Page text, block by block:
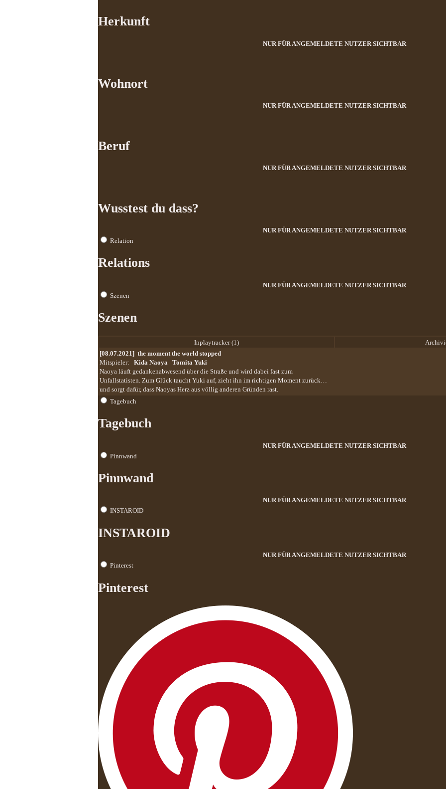
Herkunft
NUR FÜR ANGEMELDETE NUTZER SICHTBAR
Wohnort
NUR FÜR ANGEMELDETE NUTZER SICHTBAR
Beruf
NUR FÜR ANGEMELDETE NUTZER SICHTBAR
Wusstest du dass?
NUR FÜR ANGEMELDETE NUTZER SICHTBAR
Relation
Relations
NUR FÜR ANGEMELDETE NUTZER SICHTBAR
Szenen
Szenen
Inplaytracker (1)
[08.07.2021] the moment the world stopped
Mitspieler: Kida Naoya
Tomita Yuki
Naoya läuft gedankenabwesend über die Straße und wird dabei fast zum
Unfallstatisten. Zum Glück taucht Yuki auf, zieht ihn im richtigen Moment zurück…
und sorgt dafür, dass Naoyas Herz aus völlig anderen Gründen rast.
Tagebuch
Tagebuch
NUR FÜR ANGEMELDETE NUTZER SICHTBAR
Pinnwand
Pinnwand
NUR FÜR ANGEMELDETE NUTZER SICHTBAR
INSTAROID
INSTAROID
NUR FÜR ANGEMELDETE NUTZER SICHTBAR
Pinterest
Pinterest